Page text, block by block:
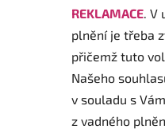
REKLAMACE .
plnění je třeba
přičemž tuto
Našeho
v souladu s
z vadného